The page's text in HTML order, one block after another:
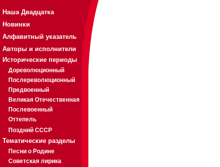
Наша Двадцатка
Новинки
Алфавитный указатель
Авторы и исполнители
Исторические периоды
Дореволюционный
Послереволюционный
Предвоенный
Великая Отечественная
Послевоенный
Оттепель
Поздний СССР
Тематические разделы
Песни о Родине
Советская лирика